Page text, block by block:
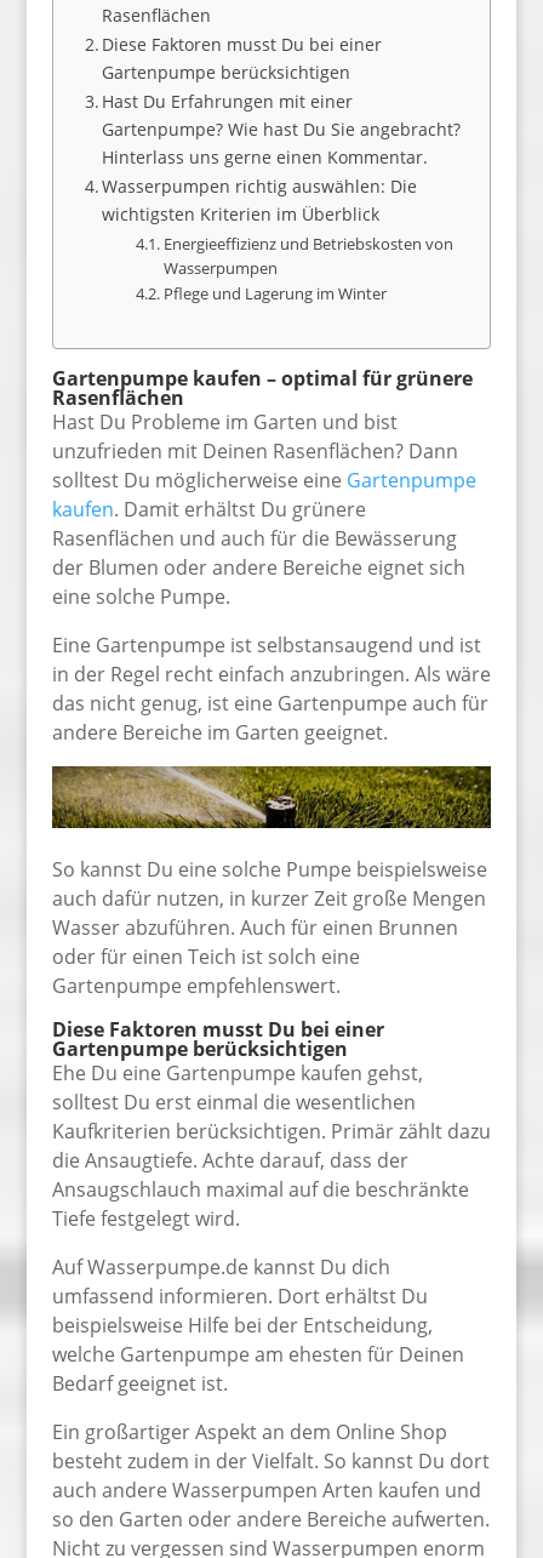
Rasenflächen
Diese Faktoren musst Du bei einer
Gartenpumpe berücksichtigen
Hast Du Erfahrungen mit einer
Gartenpumpe? Wie hast Du Sie angebracht?
Hinterlass uns gerne einen Kommentar.
Wasserpumpen richtig auswählen: Die
wichtigsten Kriterien im Überblick
Energieeffizienz und Betriebskosten von
Wasserpumpen
Pflege und Lagerung im Winter
Gartenpumpe kaufen – optimal für grünere
Rasenflächen
Hast Du Probleme im Garten und bist
unzufrieden mit Deinen Rasenflächen? Dann
solltest Du möglicherweise eine Gartenpumpe
kaufen. Damit erhältst Du grünere
Rasenflächen und auch für die Bewässerung
der Blumen oder andere Bereiche eignet sich
eine solche Pumpe.
Eine Gartenpumpe ist selbstansaugend und ist
in der Regel recht einfach anzubringen. Als wäre
das nicht genug, ist eine Gartenpumpe auch für
andere Bereiche im Garten geeignet.
So kannst Du eine solche Pumpe beispielsweise
auch dafür nutzen, in kurzer Zeit große Mengen
Wasser abzuführen. Auch für einen Brunnen
oder für einen Teich ist solch eine
Gartenpumpe empfehlenswert.
Diese Faktoren musst Du bei einer
Gartenpumpe berücksichtigen
Ehe Du eine Gartenpumpe kaufen gehst,
solltest Du erst einmal die wesentlichen
Kaufkriterien berücksichtigen. Primär zählt dazu
die Ansaugtiefe. Achte darauf, dass der
Ansaugschlauch maximal auf die beschränkte
Tiefe festgelegt wird.
Auf Wasserpumpe.de kannst Du dich
umfassend informieren. Dort erhältst Du
beispielsweise Hilfe bei der Entscheidung,
welche Gartenpumpe am ehesten für Deinen
Bedarf geeignet ist.
Ein großartiger Aspekt an dem Online Shop
besteht zudem in der Vielfalt. So kannst Du dort
auch andere Wasserpumpen Arten kaufen und
so den Garten oder andere Bereiche aufwerten.
Nicht zu vergessen sind Wasserpumpen enorm